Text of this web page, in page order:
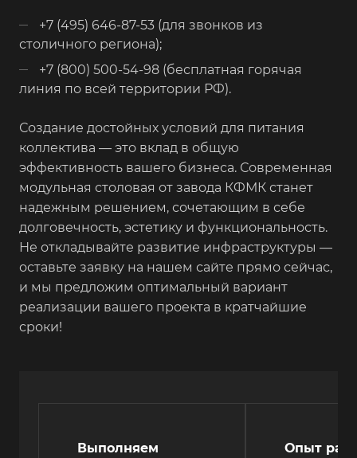
+7 (495) 646-87-53 (для звонков из
столичного региона);
+7 (800) 500-54-98 (бесплатная горячая
линия по всей территории РФ).
Создание достойных условий для питания
коллектива — это вклад в общую
эффективность вашего бизнеса. Современная
модульная столовая от завода КФМК станет
надежным решением, сочетающим в себе
долговечность, эстетику и функциональность.
Не откладывайте развитие инфраструктуры —
оставьте заявку на нашем сайте прямо сейчас,
и мы предложим оптимальный вариант
реализации вашего проекта в кратчайшие
сроки!
Выполняем
Опыт